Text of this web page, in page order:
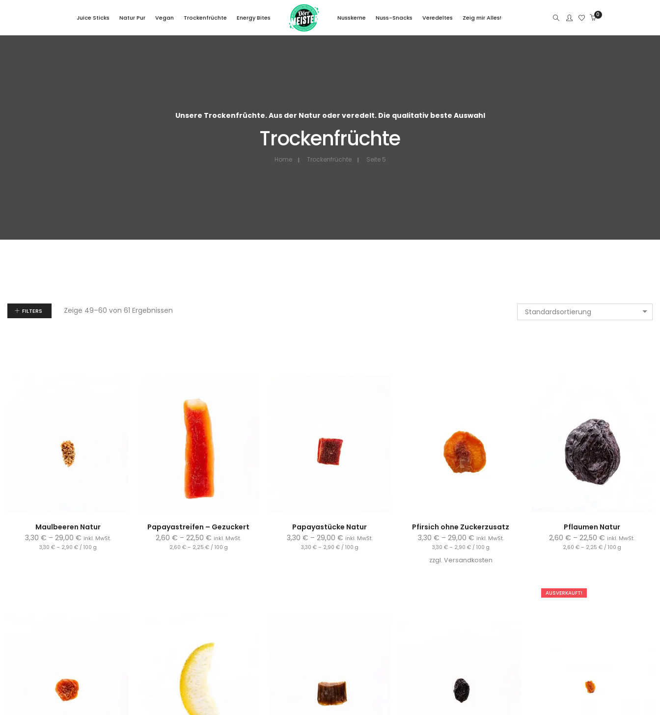
Juice Sticks Natur Pur Vegan Trockenfrüchte Energy Bites Nusskerne Nuss-Snacks Veredeltes Zeig mir Alles! 0
Unsere Trockenfrüchte. Aus der Natur oder veredelt. Die qualitativ beste Auswahl
Trockenfrüchte
Home Trockenfrüchte Seite 5
Zeige 49–60 von 61 Ergebnissen Standardsortierung
FILTERS
Maulbeeren Natur
3,30 € – 29,00 € inkl. MwSt.
3,30 €– 2,90 €/ 100 g
Papayastreifen – Gezuckert
2,60€ –22,50€ inkl. MwSt.
2,60 €– 2,25 €/ 100 g
Papayastücke Natur
3,30 € – 29,00 € inkl. MwSt.
3,30 €– 2,90 €/ 100 g
Pfirsich ohne Zuckerzusatz
3,30 € – 29,00 € inkl. MwSt.
3,30 €– 2,90 €/ 100 g
zzgl. Versandkosten
Pflaumen Natur
2,60€ –22,50€ inkl. MwSt.
2,60 €– 2,25 €/ 100 g
AUSVERKAUFT!